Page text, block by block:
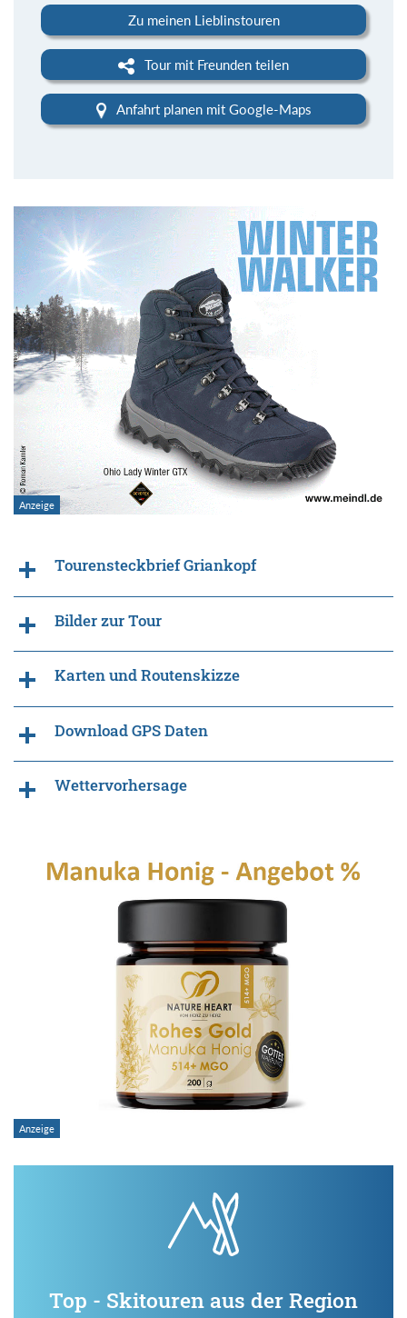
Zu meinen Lieblinstouren
Tour mit Freunden teilen
Anfahrt planen mit Google-Maps
Tourensteckbrief Griankopf
Bilder zur Tour
Karten und Routenskizze
Download GPS Daten
Wettervorhersage
Top - Skitouren aus der Region